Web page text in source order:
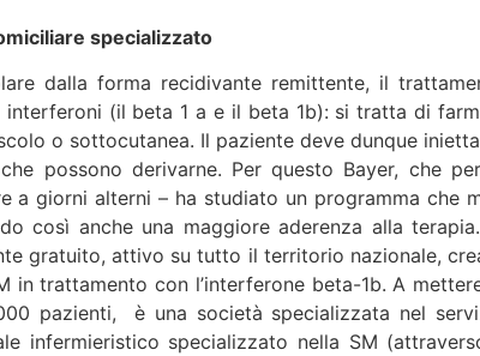
specializzato
dalla forma recidivante remittente, il
(il beta 1 a e il beta 1b): si tratta di
o sottocutanea. Il paziente deve dunque
possono derivarne. Per questo Bayer, che
a giorni alterni – ha studiato un programma che
così anche una maggiore aderenza alla
gratuito, attivo su tutto il territorio nazionale,
in trattamento con l’interferone beta-1b. A
pazienti, è una società specializzata nel
infermieristico specializzato nella SM